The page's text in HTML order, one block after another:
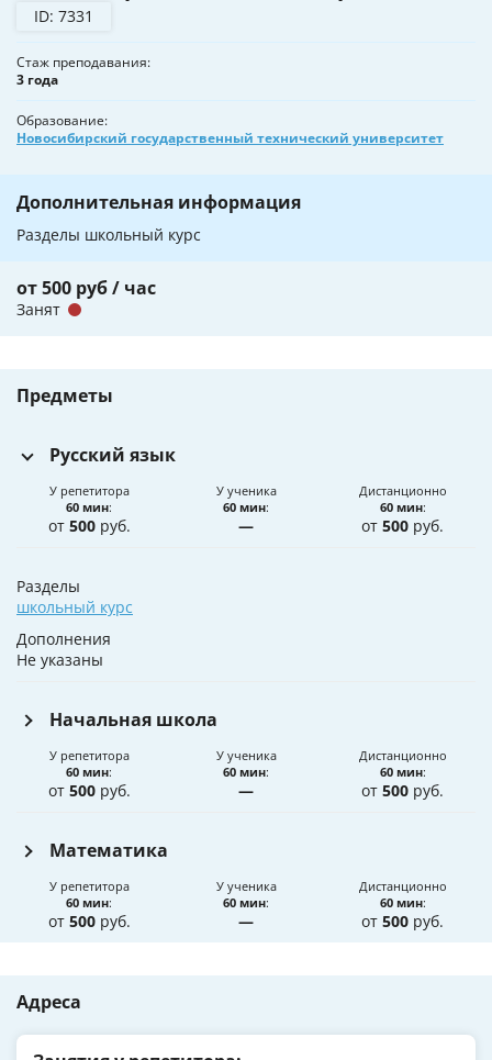
ID: 7331
Стаж преподавания
3 года
Образование
Новосибирский государственный технический университет
Дополнительная информация
Разделы школьный курс
от 500 руб / час
Занят
Предметы
Русский язык
У репетитора
60 мин:
от 500руб.
У ученика
60 мин:
—
Дистанционно
60 мин:
от500 руб.
Разделы
школьный курс
Дополнения
Не указаны
Начальная школа
У репетитора
60 мин:
от 500руб.
У ученика
60 мин:
—
Дистанционно
60 мин:
от500 руб.
Математика
У репетитора
60 мин:
от 500руб.
У ученика
60 мин:
—
Дистанционно
60 мин:
от500 руб.
Адреса